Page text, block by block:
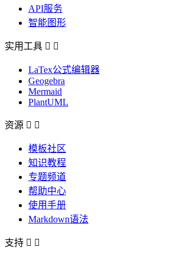
API服务
智能图形
实用工具  
LaTex公式编辑器
Geogebra
Mermaid
PlantUML
资源  
模板社区
知识教程
专题频道
帮助中心
使用手册
Markdown语法
支持  